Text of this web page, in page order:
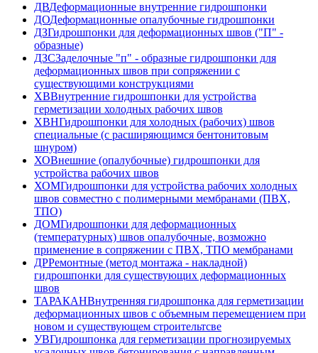
ДВДеформационные внутренние гидрошпонки
ДОДеформационные опалубочные гидрошпонки
ДЗГидрошпонки для деформационных швов ("П" -
образные)
ДЗСЗаделочные "п" - образные гидрошпонки для
деформационных швов при сопряжении с
существующими конструкциями
ХВВнутренние гидрошпонки для устройства
герметизации холодных рабочих швов
ХВНГидрошпонки для холодных (рабочих) швов
специальные (с расширяющимся бентонитовым
шнуром)
ХОВнешние (опалубочные) гидрошпонки для
устройства рабочих швов
ХОМГидрошпонки для устройства рабочих холодных
швов совместно с полимерными мембранами (ПВХ,
ТПО)
ДОМГидрошпонки для деформационных
(температурных) швов опалубочные, возможно
применение в сопряжении с ПВХ, ТПО мембранами
ДРРемонтные (метод монтажа - накладной)
гидрошпонки для существующих деформационных
швов
ТАРАКАНВнутренняя гидрошпонка для герметизации
деформационных швов с объемным перемещением при
новом и существующем строительтсве
УВГидрошпонка для герметизации прогнозируемых